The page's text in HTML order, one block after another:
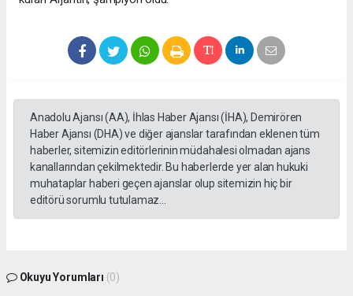
Anadolu Ajansı (AA), İhlas Haber Ajansı (İHA), Demirören
Haber Ajansı (DHA) ve diğer ajanslar tarafından eklenen tüm
haberler, sitemizin editörlerinin müdahalesi olmadan ajans
kanallarından çekilmektedir. Bu haberlerde yer alan hukuki
muhataplar haberi geçen ajanslar olup sitemizin hiç bir
editörü sorumlu tutulamaz...
Okuyu Yorumları (0)